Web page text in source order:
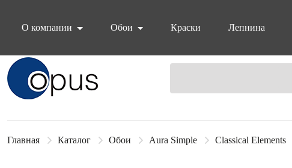
О компании
Обои Краски Лепнина
Блок поиска
Главная Каталог Обои Aura Simple Classical Elements